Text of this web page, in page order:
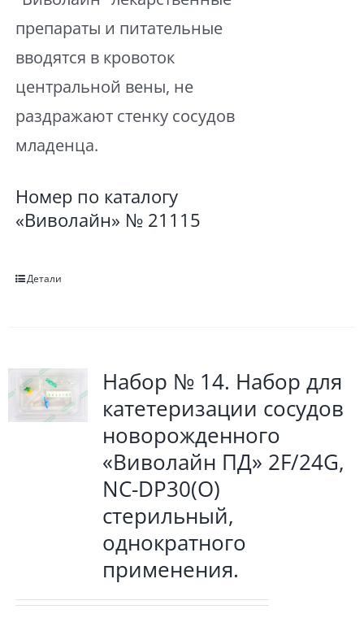
препараты и питательные
вводятся в кровоток
центральной вены, не
раздражают стенку сосудов
младенца.
Номер по каталогу
«Виволайн» № 21115
Детали
Набор № 14. Набор для
катетеризации сосудов
новорожденного
«Виволайн ПД» 2F/24G,
NC-DP30(O)
стерильный,
однократного
применения.